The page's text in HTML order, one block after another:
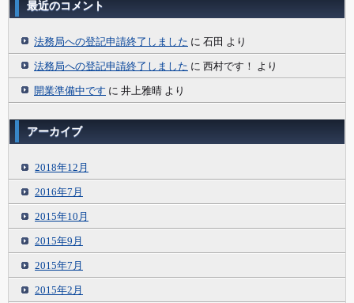
最近のコメント
法務局への登記申請終了しました に 石田 より
法務局への登記申請終了しました に 西村です！ より
開業準備中です に 井上雅晴 より
アーカイブ
2018年12月
2016年7月
2015年10月
2015年9月
2015年7月
2015年2月